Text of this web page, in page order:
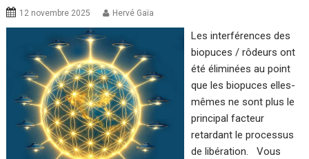
12 novembre 2025 Hervé Gaïa
Les interférences des
biopuces / rôdeurs ont
été éliminées au point
que les biopuces elles-
mêmes ne sont plus le
principal facteur
retardant le processus
de libération. Vous